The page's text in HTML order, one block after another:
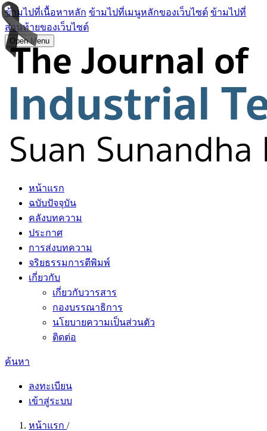
ข้ามไปที่เนื้อหาหลัก ข้ามไปที่เมนูหลักของเว็บไซต์ ข้ามไปที่
ส่วนท้ายของเว็บไซต์
Open Menu
หน้าแรก
ฉบับปัจจุบัน
คลังบทความ
ประกาศ
การส่งบทความ
จริยธรรมการตีพิมพ์
เกี่ยวกับ
เกี่ยวกับวารสาร
กองบรรณาธิการ
นโยบายความเป็นส่วนตัว
ติดต่อ
ค้นหา
ลงทะเบียน
เข้าสู่ระบบ
หน้าแรก /